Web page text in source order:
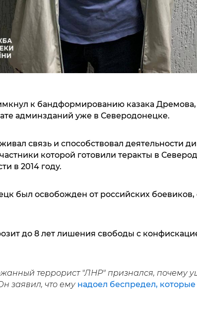
к бандформированию казака Дремова,
админзданий уже в Северодонецке.
связь и способствовал деятельности
которой готовили теракты в
в 2014 году.
был освобожден от российских боевиков,
до 8 лет лишения свободы с
террорист "ЛНР" признался, почему
заявил, что ему надоел беспредел, которые